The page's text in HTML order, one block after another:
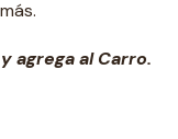
agrega al Carro.